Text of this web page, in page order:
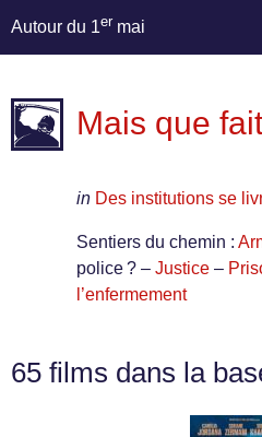
Autour du 1er mai
Mais que
in Des institutions se
Sentiers du chemin :
police ? – Justice –
l’enfermement
65 films dans la